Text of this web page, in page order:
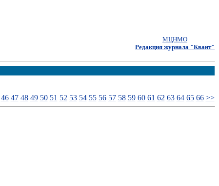
МЦНМО
Редакция журнала "Квант"
46 47 48 49 50 51 52 53 54 55 56 57 58 59 60 61 62 63 64 65 66 >>